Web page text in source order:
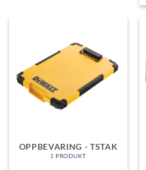
OPPBEVARING - TSTAK
1 PRODUKT